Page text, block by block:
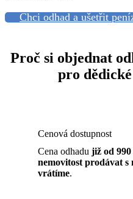
Chci odhad a ušetřit
Proč si objednat
pro
Cenová dostupnost
Cena odhadu již od
nemovitost prodávat s
vrátíme.